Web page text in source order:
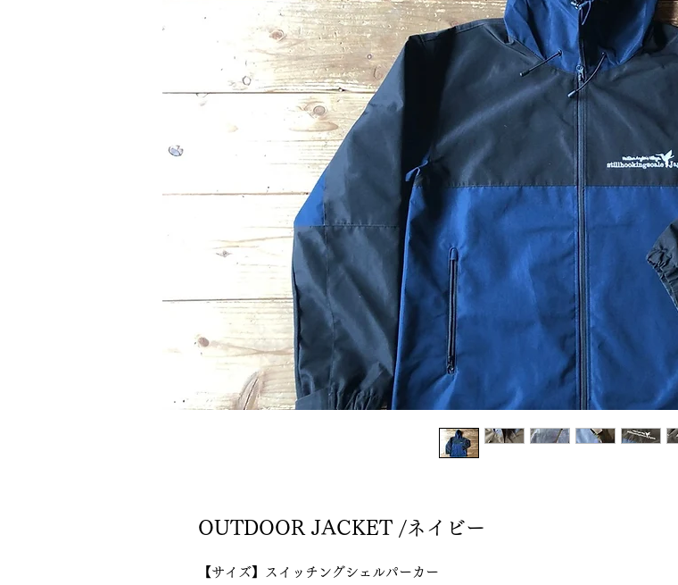
OUTDOOR JACKET /ネイビー
【サイズ】スイッチングシェルパーカー